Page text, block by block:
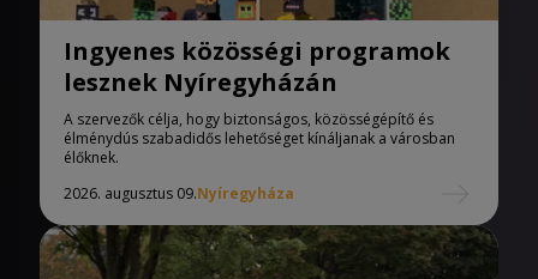
Ingyenes közösségi programok
lesznek Nyíregyházán
A szervezők célja, hogy biztonságos, közösségépítő és
élménydús szabadidős lehetőséget kínáljanak a városban
élőknek.
2026. augusztus 09.Nyíregyháza